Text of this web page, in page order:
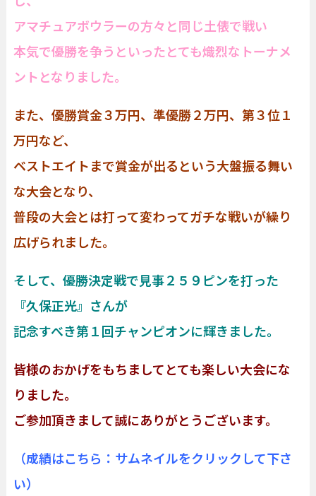
アマチュアボウラーの方々と同じ土俵で戦い
本気で優勝を争うといったとても熾烈なトーナメ
ントとなりました。
また、優勝賞金３万円、準優勝２万円、第３位１
万円など、
ベストエイトまで賞金が出るという大盤振る舞い
な大会となり、
普段の大会とは打って変わってガチな戦いが繰り
広げられました。
そして、優勝決定戦で見事２５９ピンを打った
『久保正光』さんが
記念すべき第１回チャンピオンに輝きました。
皆様のおかげをもちましてとても楽しい大会にな
りました。
ご参加頂きまして誠にありがとうございます。
（成績はこちら：サムネイルをクリックして下さ
い）